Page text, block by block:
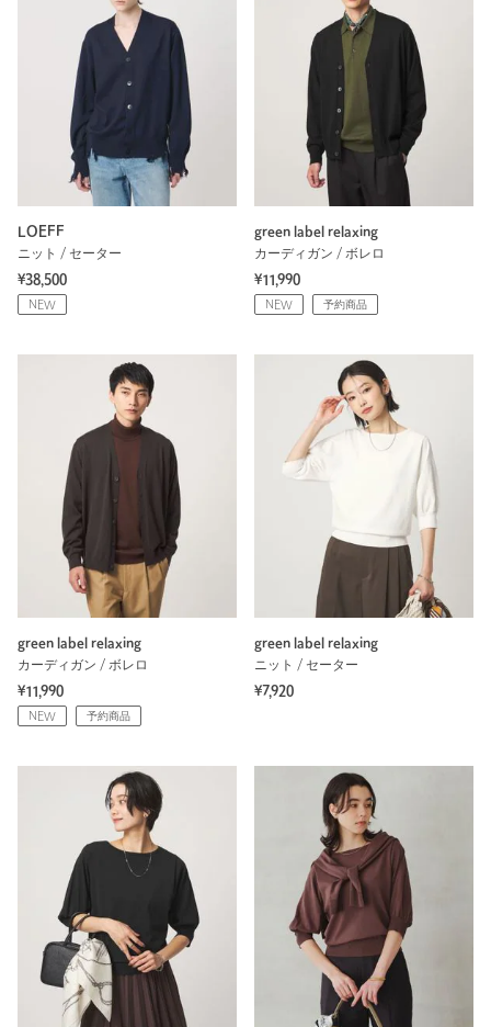
LOEFF
ニット / セーター
¥38,500
NEW
green label relaxing
カーディガン / ボレロ
¥11,990
NEW 予約商品
green label relaxing
カーディガン / ボレロ
¥11,990
NEW 予約商品
green label relaxing
ニット / セーター
¥7,920